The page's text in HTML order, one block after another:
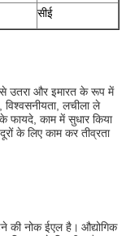
सीई
उतरा और इमारत के रूप में
विश्वसनीयता, लचीला ले
काम में सुधार किया
के लिए काम कर तीव्रता
की नोक ईएल है। औद्योगिक